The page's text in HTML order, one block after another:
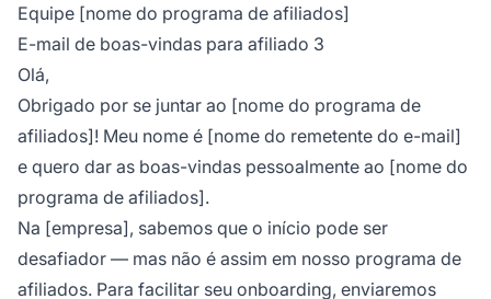
Equipe [nome do programa de afiliados]
E-mail de boas-vindas para afiliado 3
Olá,
Obrigado por se juntar ao [nome do programa de
afiliados]! Meu nome é [nome do remetente do e-mail]
e quero dar as boas-vindas pessoalmente ao [nome do
programa de afiliados].
Na [empresa], sabemos que o início pode ser
desafiador — mas não é assim em nosso programa de
afiliados. Para facilitar seu onboarding, enviaremos